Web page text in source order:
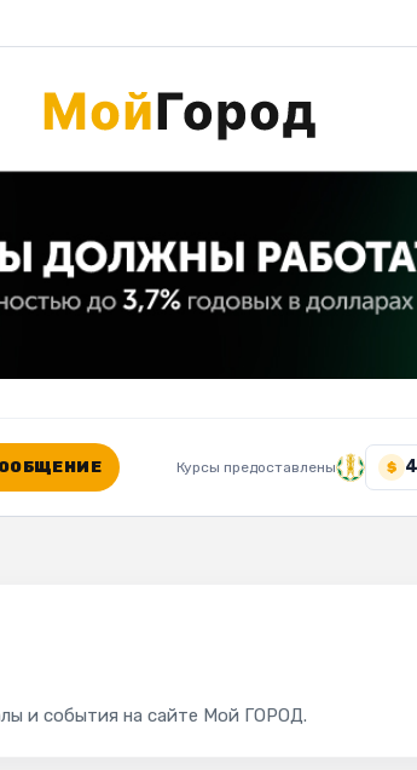
Курсы предоставлены $
и события на сайте Мой ГОРОД.